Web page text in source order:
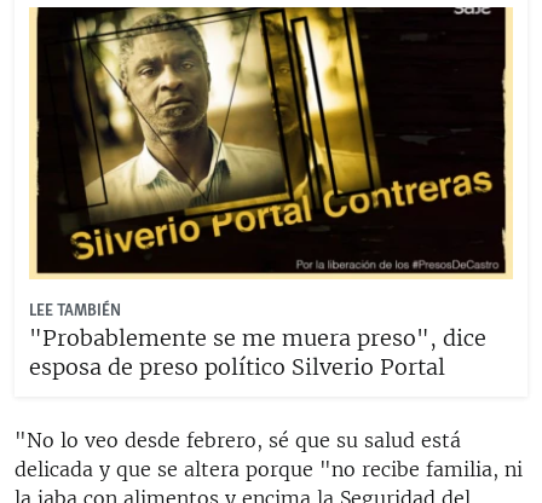
LEE TAMBIÉN
"Probablemente se me muera preso", dice
esposa de preso político Silverio Portal
"No lo veo desde febrero, sé que su salud está
delicada y que se altera porque "no recibe familia, ni
la jaba con alimentos y encima la Seguridad del